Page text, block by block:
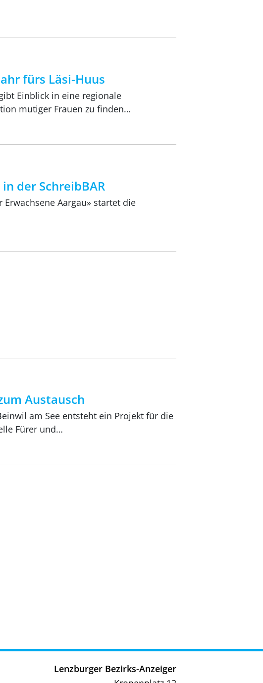
fürs Läsi-Huus
Einblick in eine regionale
mutiger Frauen zu finden…
der SchreibBAR
Aargau» startet die
Austausch
am See entsteht ein Projekt für die
Fürer und…
Lenzburger Bezirks-Anzeiger